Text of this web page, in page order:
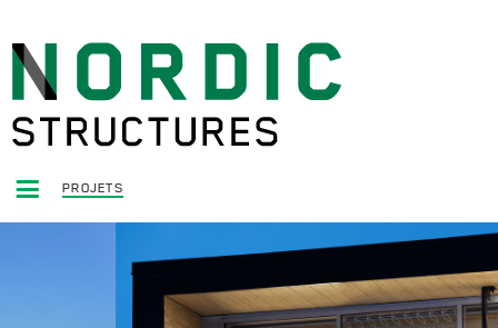
PROJETS